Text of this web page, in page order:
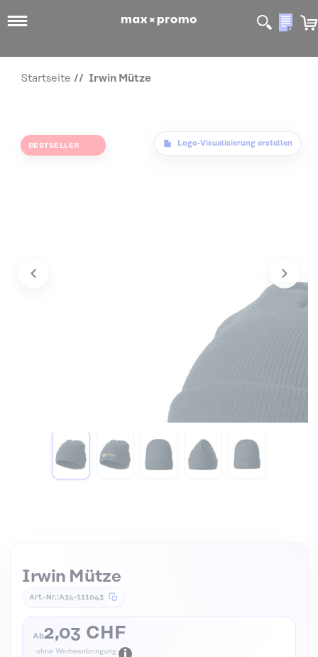
Startseite Irwin Mütze
Logo-Visualisierung erstellen
Zum Ende der Bildgalerie springen
BESTSELLER
Irwin Mütze
Art.-Nr. A34-111043
Ab2,03 CHF
ohne Werbeanbringung